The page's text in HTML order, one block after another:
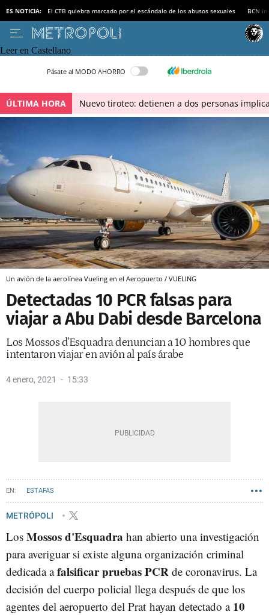
ES NOTICIA: El CTB quiebra marcado por el escándalo de los abusos sexuales BCN
Leer en Castellano
Pásate al MODO AHORRO
ÚLTIMA HORA Nuevo tiroteo: detienen a dos personas
Un avión de la aerolínea Vueling en el Aeropuerto / VUELING
Detectadas 10 PCR falsas para
viajar a Abu Dabi desde Barcelona
Los Mossos d'Esquadra denuncian a 10 hombres que
intentaron viajar en avión al país árabe
4 enero, 2021 15:33
ESTAFAS
METRÓPOLI
Los Mossos d'Esquadra han abierto una investigación
para averiguar si existe alguna organización criminal
dedicada afalsificar pruebas PCR de coronavirus. La
decisión del cuerpo policial llega después de que los
agentes del aeropuerto del Prat hayan detectado a 10